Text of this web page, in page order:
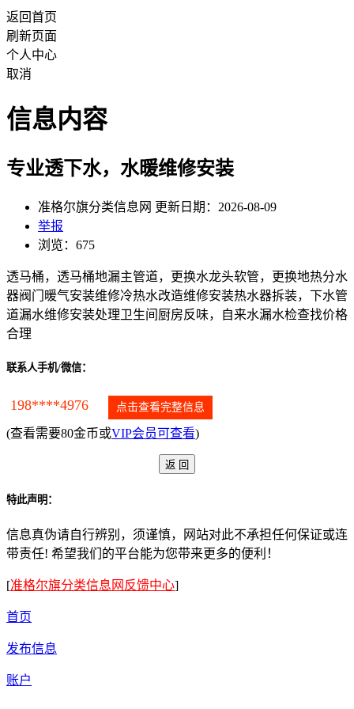
返回首页
刷新页面
个人中心
取消
信息内容
专业透下水，水暖维修安装
准格尔旗分类信息网 更新日期：2026-08-09
举报
浏览：675
透马桶，透马桶地漏主管道，更换水龙头软管，更换地热分水
器阀门暖气安装维修冷热水改造维修安装热水器拆装，下水管
道漏水维修安装处理卫生间厨房反味，自来水漏水检查找价格
合理
联系人手机/微信：
198****4976 点击查看完整信息
(查看需要80金币或VIP会员可查看)
特此声明：
信息真伪请自行辨别，须谨慎，网站对此不承担任何保证或连
带责任! 希望我们的平台能为您带来更多的便利！
[准格尔旗分类信息网反馈中心]
首页
发布信息
账户